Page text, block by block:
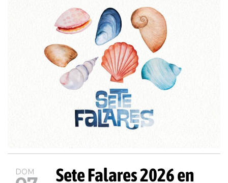
DOM
Sete Falares 2026 en